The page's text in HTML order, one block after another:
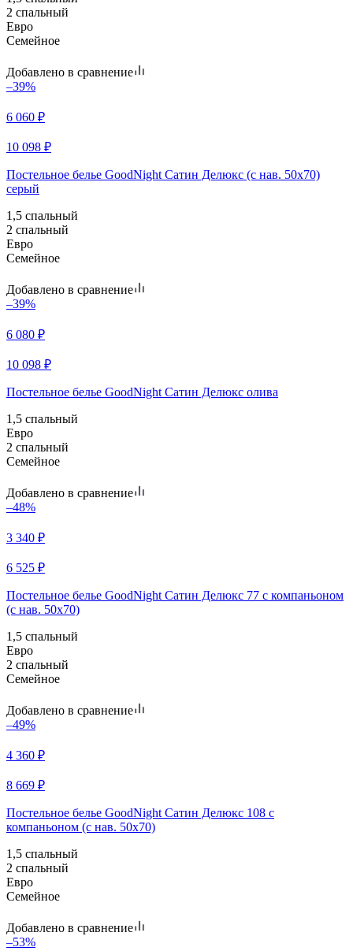
2 спальный
Евро
Семейное
Добавлено в сравнение
–39%
6 060 ₽
10 098 ₽
Постельное белье GoodNight Сатин Делюкс (с нав. 50х70)
серый
1,5 спальный
2 спальный
Евро
Семейное
Добавлено в сравнение
–39%
6 080 ₽
10 098 ₽
Постельное белье GoodNight Сатин Делюкс олива
1,5 спальный
Евро
2 спальный
Семейное
Добавлено в сравнение
–48%
3 340 ₽
6 525 ₽
Постельное белье GoodNight Сатин Делюкс 77 с компаньоном
(с нав. 50х70)
1,5 спальный
Евро
2 спальный
Семейное
Добавлено в сравнение
–49%
4 360 ₽
8 669 ₽
Постельное белье GoodNight Сатин Делюкс 108 с
компаньоном (с нав. 50х70)
1,5 спальный
2 спальный
Евро
Семейное
Добавлено в сравнение
–53%